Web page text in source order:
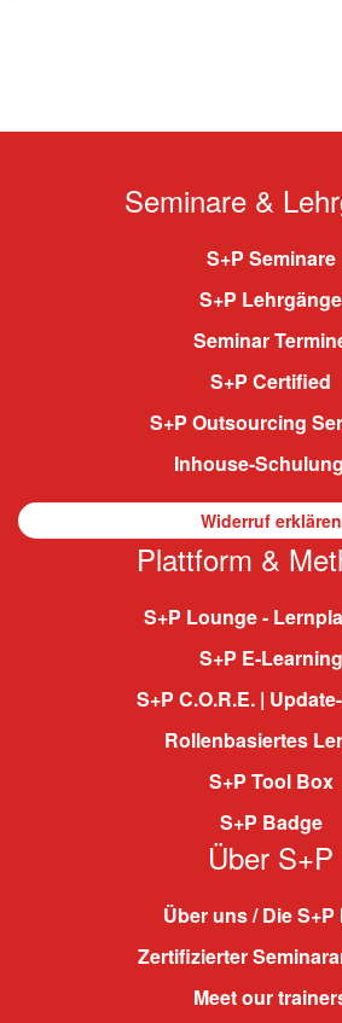
Seminare &
S+P Seminare
S+P Lehrgänge
Seminar
S+P Certified
S+P Outsourcing
Inhouse-
Widerruf erklären
Plattform &
S+P Lounge -
S+P E-Learning
S+P C.O.R.E. |
Rollenbasiertes
S+P Tool Box
S+P Badge
Über S+P
Über uns / Die S+P
Zertifizierter
Meet our